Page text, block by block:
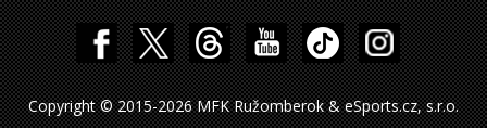
Copyright © 2015-2026 MFK Ružomberok & eSports.cz, s.r.o.